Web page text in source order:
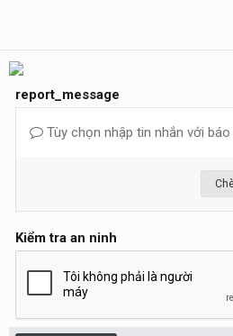
report_message
Tùy chọn nhập tin nhắn với
Kiểm tra an ninh